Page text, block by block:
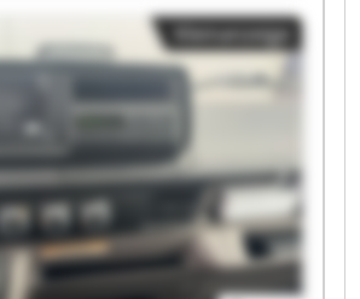
Hartmut Müller GmbH
Hartmut Müller GmbH
Hartmut Müller GmbH
Hartmut Müller GmbH
Hartmut Müller GmbH
Hartmut Müller GmbH
Hartmut Müller GmbH
Hartmut Müller GmbH
Hartmut Müller GmbH
Hartmut Müller GmbH
Hartmut Müller GmbH
Hartmut Müller GmbH
Kleinanzeige